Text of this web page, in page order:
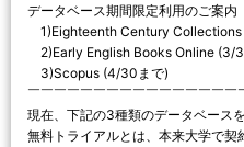
データベース期間限定利用のご案内
1)Eighteenth Century Collections
2)Early English Books Online (3/
3)Scopus (4/30まで)
￣￣￣￣￣￣￣￣￣￣￣￣￣￣￣
現在、下記の3種類のデータベース
無料トライアルとは、本来大学で